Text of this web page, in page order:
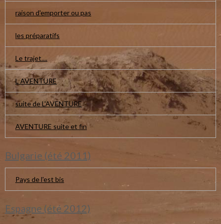
raison d'emporter ou pas
les préparatifs
Le trajet....
L AVENTURE
suite de L'AVENTURE
AVENTURE suite et fin
Bulgarie (été 2011)
Pays de l'est bis
Espagne (été 2012)